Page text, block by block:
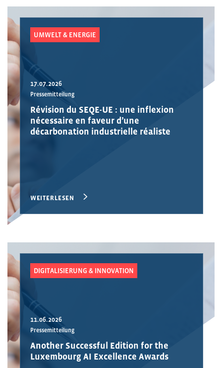
UMWELT & ENERGIE
17.07.2026
Pressemitteilung
Révision du SEQE-UE : une inflexion
nécessaire en faveur d’une
décarbonation industrielle réaliste
WEITERLESEN
DIGITALISIERUNG & INNOVATION
11.06.2026
Pressemitteilung
Another Successful Edition for the
Luxembourg AI Excellence Awards